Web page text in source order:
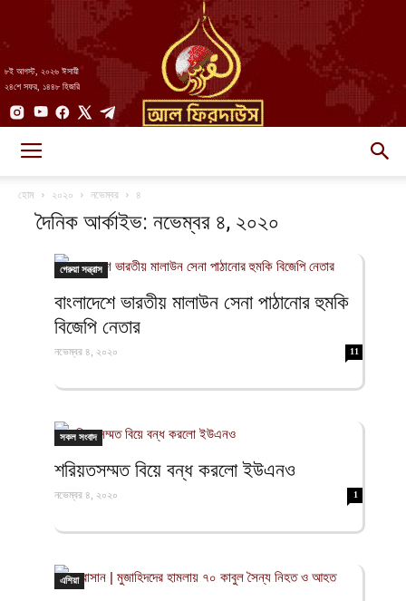
৮ই আগস্ট, ২০২৬ ঈসায়ী
২৪শে সফর, ১৪৪৮ হিজরি
হোম ২০২০ নভেম্বর ৪
দৈনিক আর্কাইভ: নভেম্বর ৪, ২০২০
গেরুয়া সন্ত্রাস
বাংলাদেশে ভারতীয় মালাউন সেনা পাঠানোর হুমকি
বিজেপি নেতার
নভেম্বর ৪, ২০২০ 11
সকল সংবাদ
শরিয়তসম্মত বিয়ে বন্ধ করলো ইউএনও
নভেম্বর ৪, ২০২০ 1
এশিয়া